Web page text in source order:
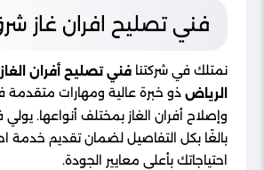
فني تصليح افران غاز
نمتلك في شركتنا فني تصليح أفران
الرياض ذو خبرة عالية ومهارات
وإصلاح أفران الغاز بمختلف أنواعها. يولي
بالغًا بكل التفاصيل لضمان تقديم خدمة
احتياجاتك بأعلى معايير الجودة.